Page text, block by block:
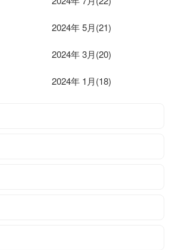
2024年 5月(21)
2024年 3月(20)
2024年 1月(18)